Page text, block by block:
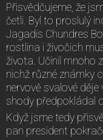
Přisvědčujeme, že
četli. Byl to proslulý
Jagadis Chundres
rostlina i živočich
života. Učinil mnoho
nichž různé známky
nervově svalové
shody předpokládal
Když jsme tedy
pan president